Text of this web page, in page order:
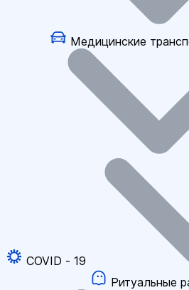
Медицинские
COVID - 19
Ритуальные